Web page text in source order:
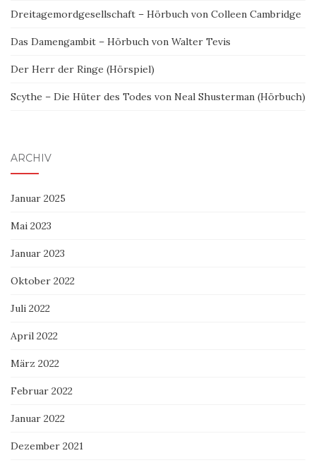
Dreitagemordgesellschaft – Hörbuch von Colleen Cambridge
Das Damengambit – Hörbuch von Walter Tevis
Der Herr der Ringe (Hörspiel)
Scythe – Die Hüter des Todes von Neal Shusterman (Hörbuch)
ARCHIV
Januar 2025
Mai 2023
Januar 2023
Oktober 2022
Juli 2022
April 2022
März 2022
Februar 2022
Januar 2022
Dezember 2021